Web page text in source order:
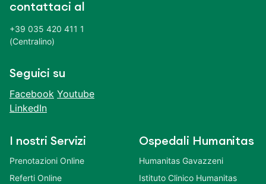
contattaci al
+39 035 420 411 1
(Centralino)
Seguici su
Facebook Youtube
LinkedIn
I nostri Servizi
Prenotazioni Online
Referti Online
Ospedali Humanitas
Humanitas Gavazzeni
Istituto Clinico Humanitas